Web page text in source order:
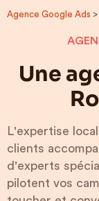
Agence Google Ads
Une
L'expertise
clients
d'experts
pilotent vos